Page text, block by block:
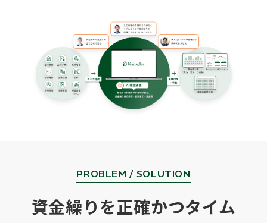
PROBLEM / SOLUTION
資金繰りを正確かつタイム